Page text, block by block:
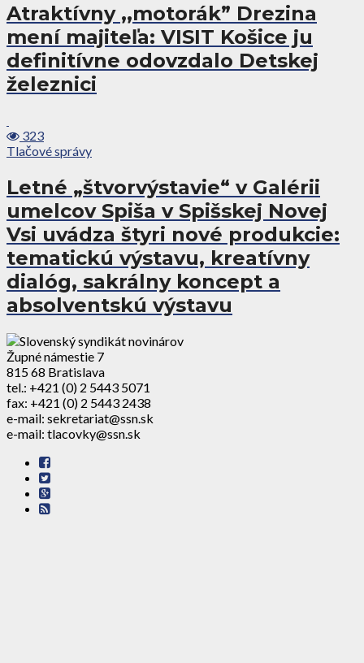
Atraktívny ,,motorák” Drezina
mení majiteľa: VISIT Košice ju
definitívne odovzdalo Detskej
železnici
323
Tlačové správy
Letné „štvorvýstavie“ v Galérii
umelcov Spiša v Spišskej Novej
Vsi uvádza štyri nové produkcie:
tematickú výstavu, kreatívny
dialóg, sakrálny koncept a
absolventskú výstavu
Župné námestie 7
815 68 Bratislava
tel.: +421 (0) 2 5443 5071
fax: +421 (0) 2 5443 2438
e-mail: sekretariat@ssn.sk
e-mail: tlacovky@ssn.sk